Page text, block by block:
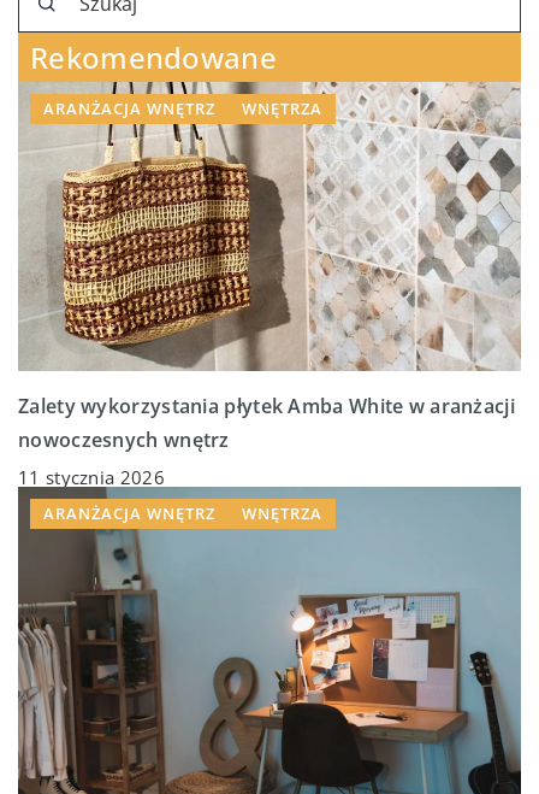
Rekomendowane
ARANŻACJA WNĘTRZ WNĘTRZA
Zalety wykorzystania płytek Amba White w aranżacji
nowoczesnych wnętrz
11 stycznia 2026
ARANŻACJA WNĘTRZ WNĘTRZA